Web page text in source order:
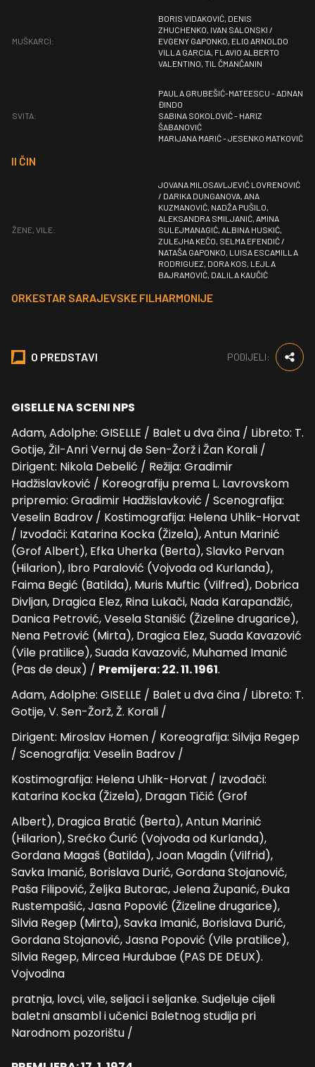
O PREDSTAVI PODIJELI:
GISELLE NA SCENI NPS
Adam, Adolphe: GISELLE / Balet u dva čina / Libreto: T.
Gotije, Žil-Anri Vernuj de Sen-Žorž i Žan Korali /
Dirigent: Nikola Debelić / Režija: Gradimir
Hadžislavković / Koreografiju prema L. Lavrovskom
pripremio: Gradimir Hadžislavković / Scenografija:
Veselin Badrov / Kostimografija: Helena Uhlik-Horvat
/ Izvođači: Katarina Kocka (Žizela), Antun Marinić
(Grof Albert), Efka Uherka (Berta), Slavko Pervan
(Hilarion), Ibro Paralović (Vojvoda od Kurlanda),
Faima Begić (Batilda), Muris Muftic (Vilfred), Dobrica
Divljan, Dragica Elez, Rina Lukači, Nada Karapandžić,
Danica Petrović, Vesela Stanišić (Žizeline drugarice),
Nena Petrović (Mirta), Dragica Elez, Suada Kavazović
(Vile pratilice), Suada Kavazović, Muhamed Imanić
(Pas de deux) / Premijera: 22. 11. 1961.
Adam, Adolphe: GISELLE / Balet u dva čina / Libreto: T.
Gotije, V. Sen-Žorž, Ž. Korali /
Dirigent: Miroslav Homen / Koreografija: Silvija Regep
/ Scenografija: Veselin Badrov /
Kostimografija: Helena Uhlik-Horvat / Izvođači:
Katarina Kocka (Žizela), Dragan Tičić (Grof
Albert), Dragica Bratić (Berta), Antun Marinić
(Hilarion), Srećko Ćurić (Vojvoda od Kurlanda),
Gordana Magaš (Batilda), Joan Magdin (Vilfrid),
Savka Imanić, Borislava Durić, Gordana Stojanović,
Paša Filipović, Željka Butorac, Jelena Županić, Đuka
Rustempašić, Jasna Popović (Žizeline drugarice),
Silvia Regep (Mirta), Savka Imanić, Borislava Durić,
Gordana Stojanović, Jasna Popović (Vile pratilice),
Silvia Regep, Mircea Hurdubae (PAS DE DEUX).
Vojvodina
pratnja, lovci, vile, seljaci i seljanke. Sudjeluje cijeli
baletni ansambl i učenici Baletnog studija pri
Narodnom pozorištu /
MUŠKARCI:
BORIS VIDAKOVIĆ, DENIS
ZHUCHENKO, IVAN SALONSKI /
EVGENY GAPONKO, ELIO ARNOLDO
VILLA GARCIA, FLAVIO ALBERTO
VALENTINO, TIL ČMANČANIN
SVITA:
PAULA GRUBEŠIĆ-MATEESCU - ADNAN
ĐINDO
SABINA SOKOLOVIĆ - HARIZ
ŠABANOVIĆ
MARIJANA MARIĆ - JESENKO MATKOVIĆ
II ČIN
ŽENE, VILE:
JOVANA MILOSAVLJEVIĆ LOVRENOVIĆ
/ DARIKA DUNGANOVA, ANA
KUZMANOVIĆ, NADŽA PUŠILO,
ALEKSANDRA SMILJANIĆ, AMINA
SULEJMANAGIĆ, ALBINA HUSKIĆ,
ZULEJHA KEČO, SELMA EFENDIĆ /
NATAŠA GAPONKO, LUISA ESCAMILLA
RODRIGUEZ, DORA KOS, LEJLA
BAJRAMOVIĆ, DALILA KAUČIĆ
ORKESTAR SARAJEVSKE FILHARMONIJE